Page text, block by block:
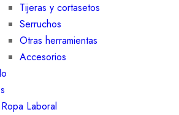
Tijeras y cortasetos
Serruchos
Otras herramientas
Accesorios
Laboral